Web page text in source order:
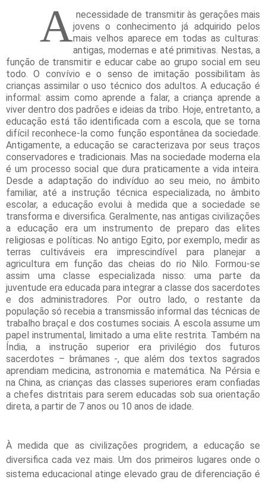
A necessidade de transmitir às gerações mais
jovens o conhecimento já adquirido pelos
mais velhos aparece em todas as culturas:
antigas, modernas e até primitivas. Nestas, a
função de transmitir e educar cabe ao grupo social em seu
todo. O convívio e o senso de imitação possibilitam às
crianças assimilar o uso técnico dos adultos. A educação é
informal: assim como aprende a falar, a criança aprende a
viver dentro dos padrões e ideias da tribo. Hoje, entretanto, a
educação está tão identificada com a escola, que se torna
difícil reconhece-la como função espontânea da sociedade.
Antigamente, a educação se caracterizava por seus traços
conservadores e tradicionais. Mas na sociedade moderna ela
é um processo social que dura praticamente a vida inteira.
Desde a adaptação do indivíduo ao seu meio, no âmbito
familiar, até a instrução técnica especializada, no âmbito
escolar, a educação evolui à medida que a sociedade se
transforma e diversifica. Geralmente, nas antigas civilizações
a educação era um instrumento de preparo das elites
religiosas e políticas. No antigo Egito, por exemplo, medir as
terras cultiváveis era imprescindível para planejar a
agricultura em função das cheias do rio Nilo. Formou-se
assim uma classe especializada nisso: uma parte da
juventude era educada para integrar a classe dos sacerdotes
e dos administradores. Por outro lado, o restante da
população só recebia a transmissão informal das técnicas de
trabalho braçal e dos costumes sociais. A escola assume um
papel instrumental, limitado a uma elite restrita. Também na
Índia, a instrução superior era privilégio dos futuros
sacerdotes – brâmanes -, que além dos textos sagrados
aprendiam medicina, astronomia e matemática. Na Pérsia e
na China, as crianças das classes superiores eram confiadas
a chefes distritais para serem educadas sob sua orientação
direta, a partir de 7 anos ou 10 anos de idade.
À medida que as civilizações progridem, a educação se
diversifica cada vez mais. Um dos primeiros lugares onde o
sistema educacional atinge elevado grau de diferenciação é